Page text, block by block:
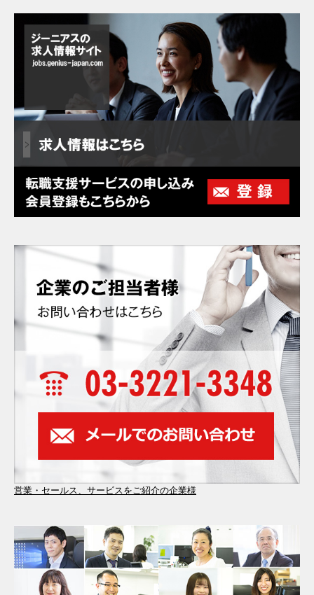
営業・セールス、サービスをご紹介の企業様